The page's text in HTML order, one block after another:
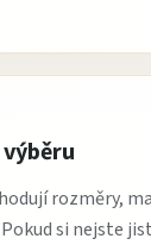
rozměry,
si nejste